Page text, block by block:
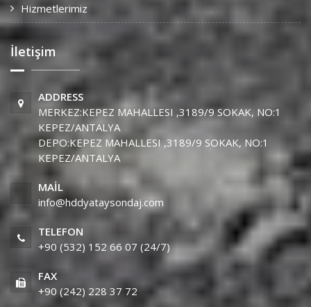
Hizmetlerimiz
İletişim
ADDRESS
MERKEZ:KEPEZ MAHALLESI ,3189/9 SOKAK, NO:1
KEPEZ/ANTALYA
DEPO:KEPEZ MAHALLESI ,3189/9 SOKAK, NO:1
KEPEZ/ANTALYA
MAIL
info@hddyataysondaj.com
TELEFON
+90 (532) 152 66 07 (24/7)
FAX
+90 (242) 228 37 72